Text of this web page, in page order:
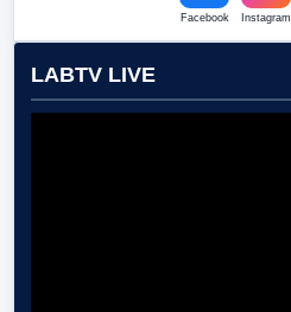
Facebook Instagram
LABTV LIVE